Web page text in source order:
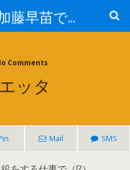
こんにちは！加藤早苗です。
Comments
ッタ
Mail SMS